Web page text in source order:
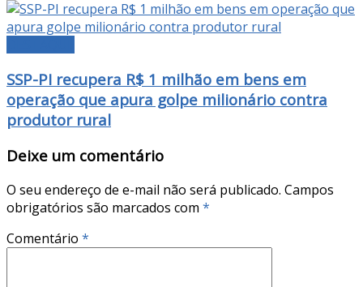
SSP-PI recupera R$ 1 milhão em bens em
operação que apura golpe milionário contra
produtor rural
Deixe um comentário
O seu endereço de e-mail não será publicado. Campos
obrigatórios são marcados com *
Comentário *